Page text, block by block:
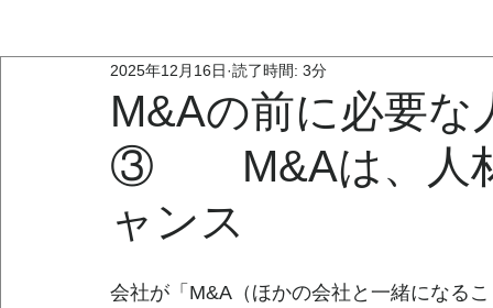
M&Aの前に必要な
③ M&Aは、人材
ャンス
2025年12月16日 読了時間: 3分
会社が「M&A（ほかの会社と一緒になる